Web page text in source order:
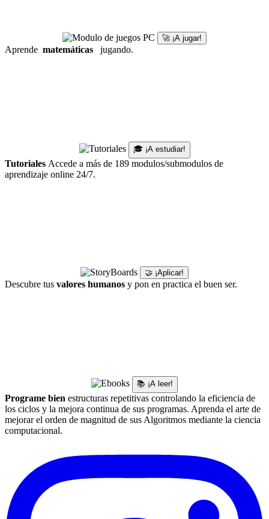
🚀 ¡A jugar!
Aprende matemáticas jugando.
🎓 ¡A estudiar!
Tutoriales Accede a más de 189 modulos/submodulos de
aprendizaje online 24/7.
🤝 ¡Aplicar!
Descubre tus valores humanos y pon en practica el buen ser.
📚 ¡A leer!
Programe bien estructuras repetitivas controlando la eficiencia de
los ciclos y la mejora continua de sus programas. Aprenda el arte de
mejorar el orden de magnitud de sus Algoritmos mediante la ciencia
computacional.